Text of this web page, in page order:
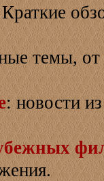
темы,
: новости